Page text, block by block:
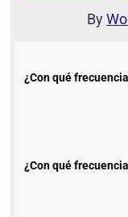
By
¿Con qué
¿Con qué